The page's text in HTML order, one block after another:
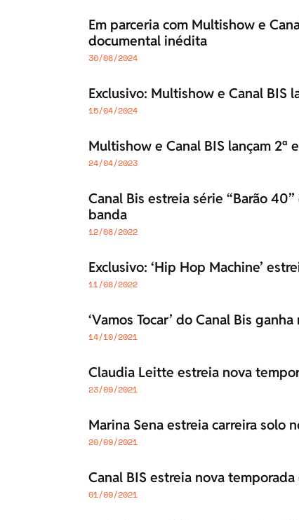
Em parceria com Multishow e
documental inédita
30/08/2024
Exclusivo: Multishow e Canal BIS
15/04/2024
Multishow e Canal BIS lançam 2ª
24/04/2023
Canal Bis estreia série “Barão
banda
12/08/2022
Exclusivo: ‘Hip Hop Machine’
11/08/2022
‘Vamos Tocar’ do Canal Bis
14/10/2021
Claudia Leitte estreia nova
23/09/2021
Marina Sena estreia carreira solo
20/09/2021
Canal BIS estreia nova temporada
01/09/2021